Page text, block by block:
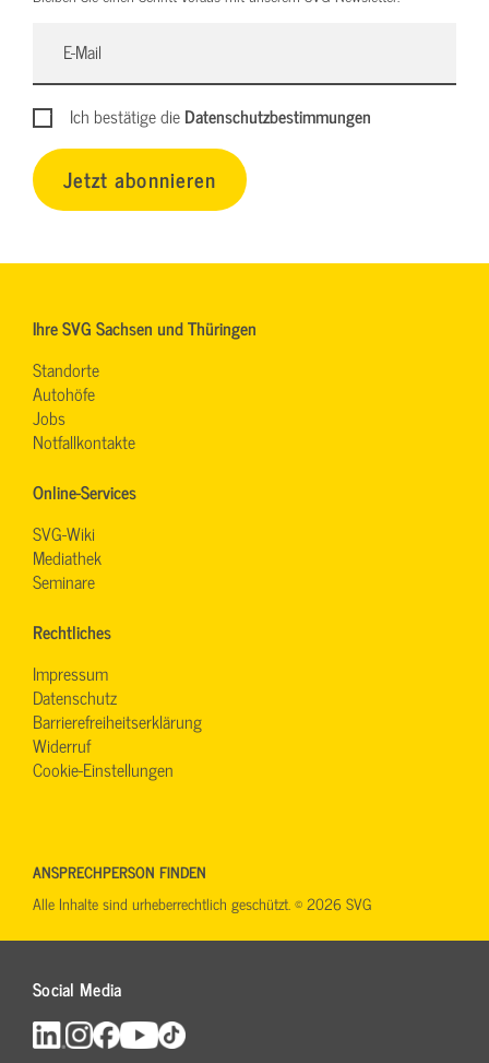
Ich bestätige dieDatenschutzbestimmungen
Jetzt abonnieren
Ihre SVG Sachsen und Thüringen
Standorte
Autohöfe
Jobs
Notfallkontakte
Online-Services
SVG-Wiki
Mediathek
Seminare
Rechtliches
Impressum
Datenschutz
Barrierefreiheitserklärung
Widerruf
Cookie-Einstellungen
Social Media
ANSPRECHPERSON FINDEN
Alle Inhalte sind urheberrechtlich geschützt. © 2026 SVG